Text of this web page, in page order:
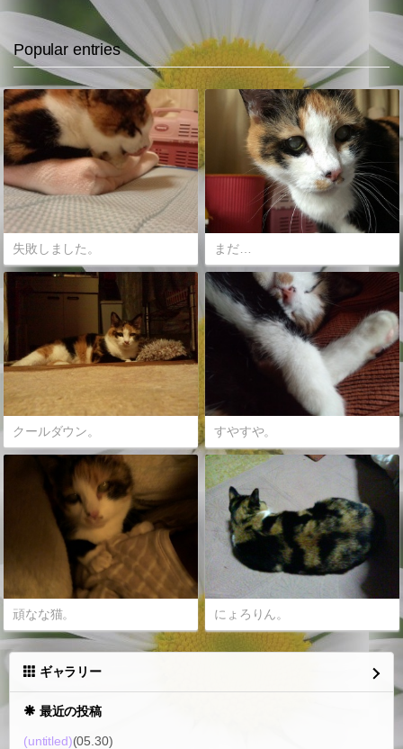
Popular entries
失敗しました。 まだ…
クールダウン。 すやすや。
頑なな猫。 にょろりん。
ギャラリー
最近の投稿
(untitled)(05.30)